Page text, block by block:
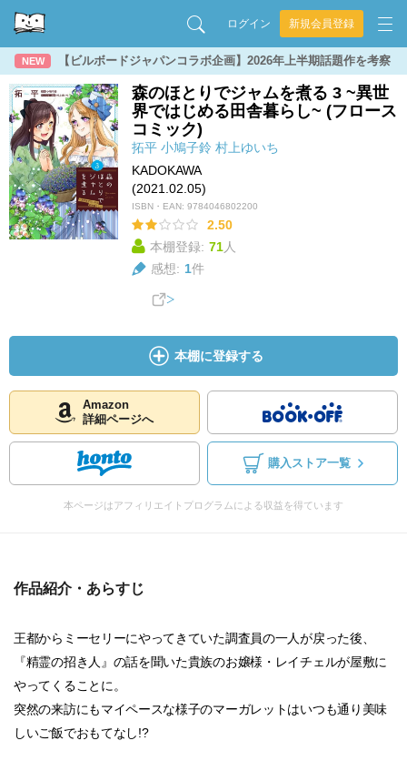
ログイン 新規会員登録
NEW 【ビルボードジャパンコラボ企画】2026年上半期話題作を考察
森のほとりでジャムを煮る 3 ~異世
界ではじめる田舎暮らし~ (フロース
コミック)
拓平 小鳩子鈴 村上ゆいち
KADOKAWA
(2021.02.05)
ISBN・EAN: 9784046802200
2.50
本棚登録: 71人
感想: 1件
本棚に登録する
Amazon
詳細ページへ
購入ストア一覧
本ページはアフィリエイトプログラムによる収益を得ています
作品紹介・あらすじ
王都からミーセリーにやってきていた調査員の一人が戻った後、
『精霊の招き人』の話を聞いた貴族のお嬢様・レイチェルが屋敷に
やってくることに。
突然の来訪にもマイペースな様子のマーガレットはいつも通り美味
しいご飯でおもてなし!?